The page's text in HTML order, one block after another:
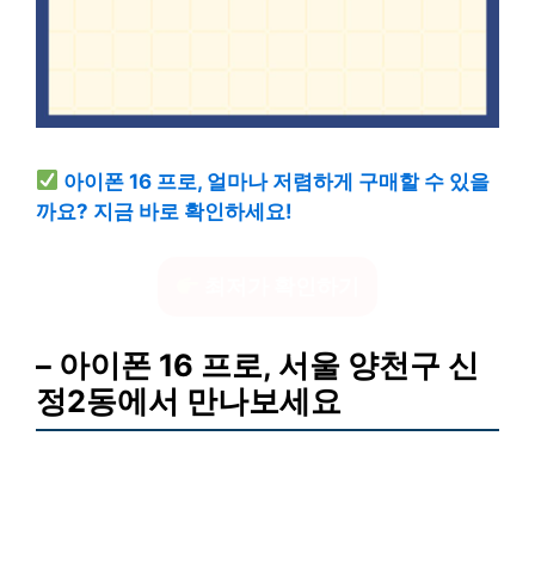
아이폰 16 프로, 얼마나 저렴하게 구매할 수 있을
까요? 지금 바로 확인하세요!
– 아이폰 16 프로, 서울 양천구 신
정2동에서 만나보세요